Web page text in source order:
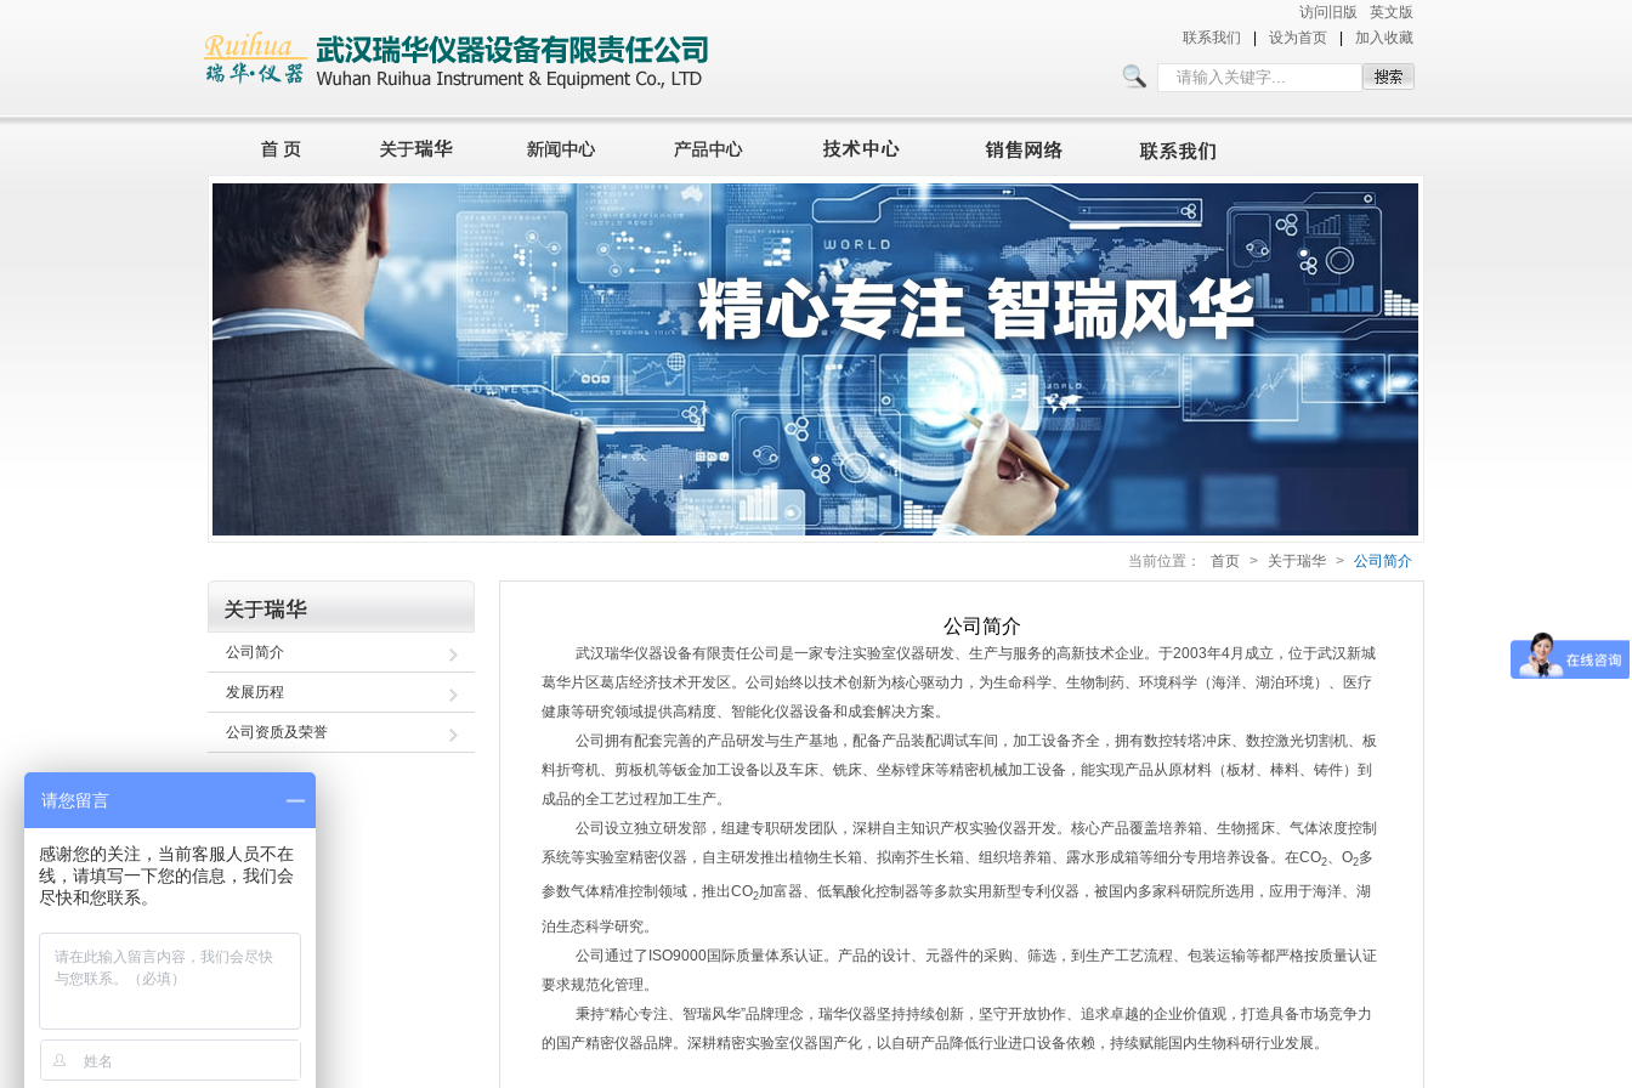
英文版
访问旧版
联系我们
设为首页 加入收藏
当前位置： 首页 > 关于瑞华 > 公司简介
公司简介
发展历程
公司资质及荣誉
公司简介
武汉瑞华仪器设备有限责任公司是一家专注实验室仪器研发、生产与服务的高新技术企业。于2003年4月成立，位于武汉新城
葛华片区葛店经济技术开发区。公司始终以技术创新为核心驱动力，为生命科学、生物制药、 环境科学（海洋、湖泊环境）、医疗
健康等研究领域提供高精度、智能化仪器设备和成套解决方案。
公司拥有配套完善的产品研发与生产基地，配备产品装配调试车间，加工设备齐全，拥有数控转塔冲床、数控激光切割机、板
料折弯机、剪板机等钣金加工设备以及车床、铣床、坐标镗床等精密机械加工设备，能实现产品从原材料（板材、棒料、铸件）到
成品的全工艺过程加工生产。
公司设立独立研发部，组建专职研发团队，深耕自主知识产权实验仪器开发。核心产品覆盖培养箱、生物摇床、气体浓度控制
系统等实验室精密仪器，自主研发推出植物生长箱、拟南芥生长箱、组织培养箱、露水形成箱等细分专用培养设备。在CO2、 O2多
参数气体精准控制领域，推出CO2加富器、低氧酸化控制器等多款实用新型专利仪器，被国内多家科研院所选用，应用于海洋、湖
泊生态科学研究。
公司通过了 ISO9000国际质量体系认证。产品的设计、元器件的采购、筛选，到生产工艺流程、包装运输等都严格按质量认证
要求规范化管理。
秉持“精心专注、智瑞风华”品牌理念，瑞华仪器坚持持续创新，坚守开放协作、追求卓越的企业价值观，打造具备市场竞争力
的国产精密仪器品牌。深耕精密实验室仪器国产化，以自研产品降低行业进口设备依赖，持续赋能国内生物科研行业发展。
请您留言
感谢您的关注，当前客服人员不在
线，请填写一下您的信息，我们会
尽快和您联系。